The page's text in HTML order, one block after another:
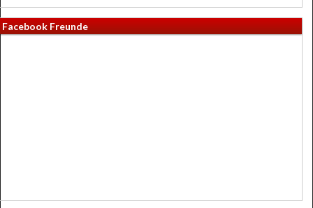
Facebook Freunde